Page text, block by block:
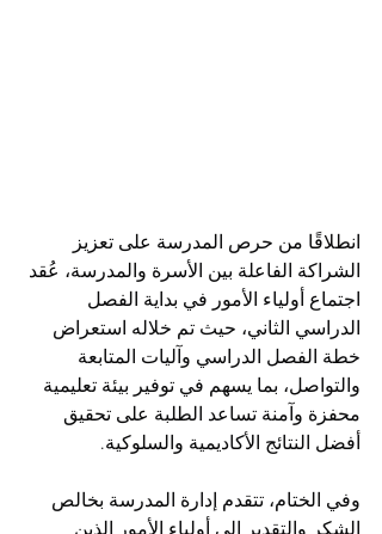
انطلاقًا من حرص المدرسة على تعزيز
الشراكة الفاعلة بين الأسرة والمدرسة، عُقد
اجتماع أولياء الأمور في بداية الفصل
الدراسي الثاني، حيث تم خلاله استعراض
خطة الفصل الدراسي وآليات المتابعة
والتواصل، بما يسهم في توفير بيئة تعليمية
محفزة وآمنة تساعد الطلبة على تحقيق
أفضل النتائج الأكاديمية والسلوكية.
وفي الختام، تتقدم إدارة المدرسة بخالص